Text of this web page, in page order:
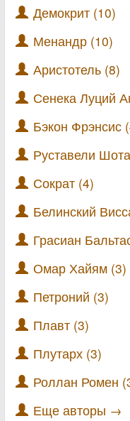
Демокрит (10)
Менандр (10)
Аристотель (8)
Сенека Луций
Бэкон Фрэнсис
Руставели
Сократ (4)
Белинский
Грасиан
Омар Хайям (3)
Петроний (3)
Плавт (3)
Плутарх (3)
Роллан Ромен
Еще авторы →